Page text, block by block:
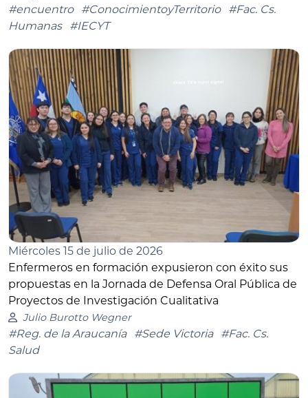
#encuentro
#ConocimientoyTerritorio
#Fac. Cs.
Humanas
#IECYT
Miércoles 15 de julio de 2026
Enfermeros en formación expusieron con éxito sus
propuestas en la Jornada de Defensa Oral Pública de
Proyectos de Investigación Cualitativa
Julio Burotto Wegner
#Reg. de la Araucanía #Sede Victoria
#Fac. Cs.
Salud